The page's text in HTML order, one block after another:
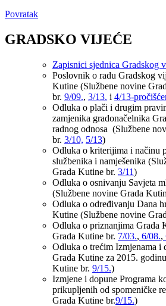
Povratak
GRADSKO VIJEĆE
Zapisnici sjednica Gradskog
Poslovnik o radu Gradskog
Kutine (Službene novine
br. 9/09., 3/13. i 4/13-
Odluka o plači i drugim
zamjenika gradonačelnika
radnog odnosa (Službene
br. 3/10, 5/13)
Odluka o kriterijima i načinu
službenika i namješenika
Grada Kutine br. 3/11)
Odluka o osnivanju Savjeta
(Službene novine Grada
Odluka o određivanju Dana
Kutine (Službene novine
Odluka o priznanjima Grada
Grada Kutine br. 7/03., 6/08.,
Odluka o trećim Izmjenama i
Grada Kutine za 2015.
Kutine br. 9/15.)
Izmjene i dopune Programa
prikupljenih od spomeničke
Grada Kutine br.9/15.)